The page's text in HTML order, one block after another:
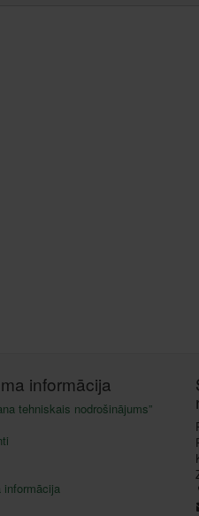
informācija
tehniskais nodrošinājums”
informācija